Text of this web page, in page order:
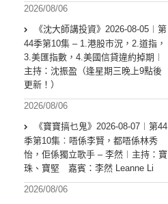
2026/08/06
《沈大師講投資》2026-08-05︱第
44季第10集 – 1.港股市況，2.道指，
3.美匯指數，4.美國信貸違約掉期︱
主持：沈振盈（逢星期三晚上9點後
更新！）
2026/08/06
《寶寶搞乜鬼》2026-08-07︱第44
季第10集︰唔係李賢，都唔係林秀
怡，佢係獨立歌手 – 李然︱主持：寶
珠、寶堅 嘉賓：李然 Leanne Li
2026/08/06